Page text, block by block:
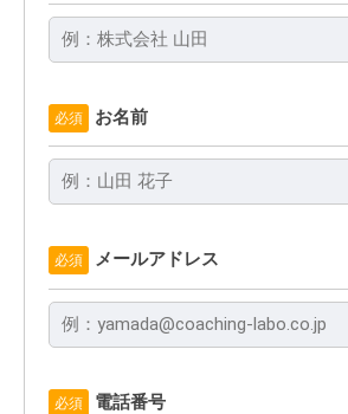
必須 お名前
必須 メールアドレス
必須 電話番号